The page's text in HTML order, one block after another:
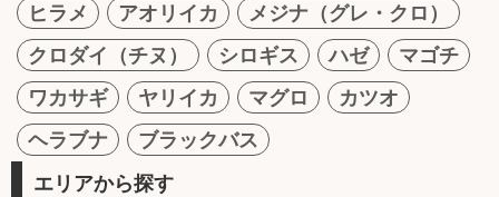
ヒラメ
アオリイカ
メジナ（グレ・クロ）
クロダイ（チヌ）
シロギス ハゼ
マゴチ
ワカサギ
ヤリイカ マグロ
カツオ
ヘラブナ
ブラックバス
エリアから探す